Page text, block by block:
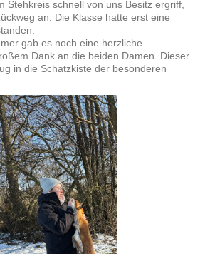
Stehkreis schnell von uns Besitz ergriff,
an. Die Klasse hatte erst eine
gab es noch eine herzliche
Dank an die beiden Damen. Dieser
in die Schatzkiste der besonderen